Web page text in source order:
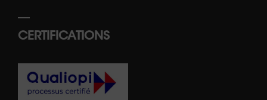
CERTIFICATIONS